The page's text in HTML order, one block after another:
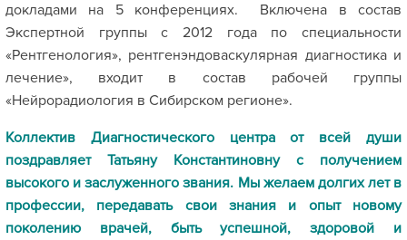
докладами на 5 конференциях. Включена в состав
Экспертной группы с 2012 года по специальности
«Рентгенология», рентгенэндоваскулярная диагностика и
лечение», входит в состав рабочей группы
«Нейрорадиология в Сибирском регионе».
Коллектив Диагностического центра от всей души
поздравляет Татьяну Константиновну с получением
высокого и заслуженного звания. Мы желаем долгих лет в
профессии, передавать свои знания и опыт новому
поколению врачей, быть успешной, здоровой и